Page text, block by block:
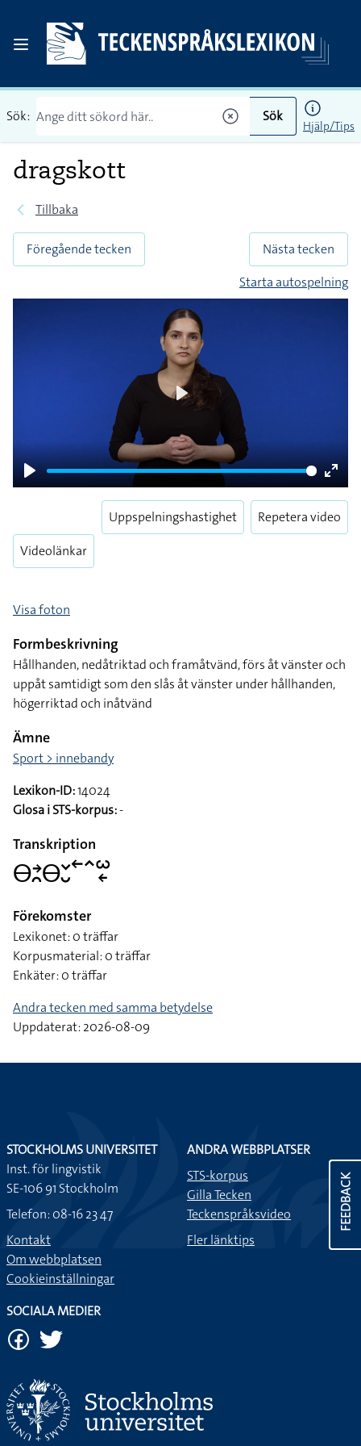
Sök: Sök
Hjälp/Tips
dragskott
Tillbaka
Föregående tecken
Nästa tecken
Starta autospelning
Play
Enter
Play
Videolänkar
Uppspelningshastighet Repetera video
Visa foton
Formbeskrivning
Hållhanden, nedåtriktad och framåtvänd, förs åt vänster och
uppåt samtidigt som den slås åt vänster under hållhanden,
högerriktad och inåtvänd
Ämne
Sport > innebandy
Lexikon-ID:14024
Glosa i STS-korpus:-
Transkription
􌤫􌥔􌥘􌤫􌥖􌤷􌥢􌥦􌥱􌦈
Förekomster
Lexikonet: 0 träffar
Korpusmaterial: 0 träffar
Enkäter: 0 träffar
Andra tecken med samma betydelse
Uppdaterat: 2026-08-09
FEEDBACK
STOCKHOLMS UNIVERSITET
Inst. för lingvistik
SE-106 91 Stockholm
Telefon: 08-16 23 47
Kontakt
Om webbplatsen
Cookieinställningar
ANDRA WEBBPLATSER
STS-korpus
Gilla Tecken
Teckenspråksvideo
Fler länktips
SOCIALA MEDIER